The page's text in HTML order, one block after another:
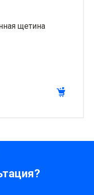
щетина